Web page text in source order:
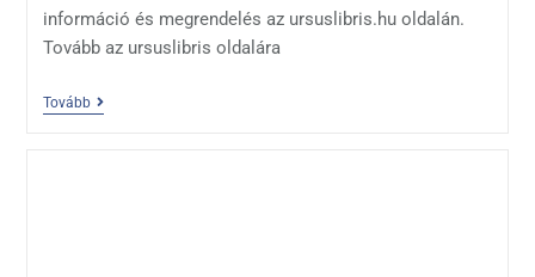
információ és megrendelés az ursuslibris.hu oldalán.
Tovább az ursuslibris oldalára
Tovább